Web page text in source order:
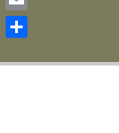
Email